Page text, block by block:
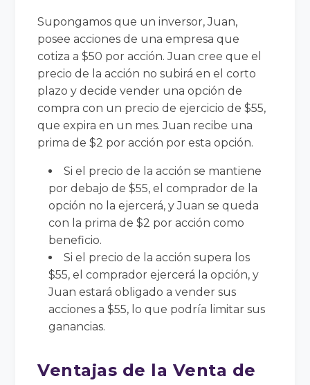
Supongamos que un inversor, Juan,
posee acciones de una empresa que
cotiza a $50 por acción. Juan cree que el
precio de la acción no subirá en el corto
plazo y decide vender una opción de
compra con un precio de ejercicio de $55,
que expira en un mes. Juan recibe una
prima de $2 por acción por esta opción.
Si el precio de la acción se mantiene
por debajo de $55, el comprador de la
opción no la ejercerá, y Juan se queda
con la prima de $2 por acción como
beneficio.
Si el precio de la acción supera los
$55, el comprador ejercerá la opción, y
Juan estará obligado a vender sus
acciones a $55, lo que podría limitar sus
ganancias.
Ventajas de la Venta de